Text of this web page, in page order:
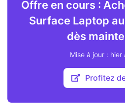
Offre en cours :
Surface Laptop
dès
Mise à jour : hier
Profitez